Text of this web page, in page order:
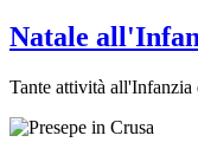
Natale
Tante attività